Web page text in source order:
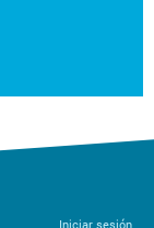
Iniciar sesión